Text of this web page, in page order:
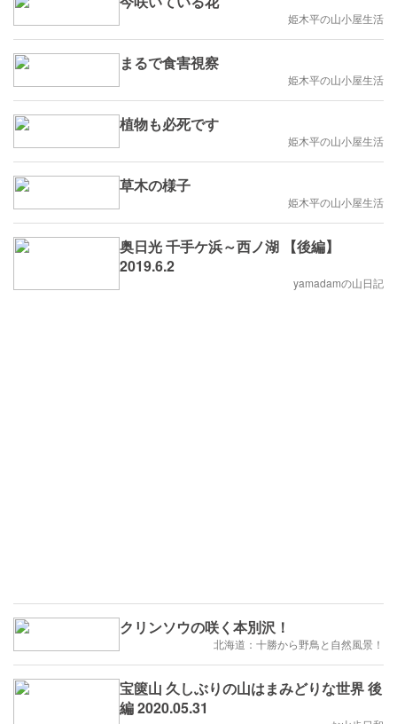
姫木平の山小屋生活
まるで食害視察
姫木平の山小屋生活
植物も必死です
姫木平の山小屋生活
草木の様子
姫木平の山小屋生活
奥日光 千手ケ浜～西ノ湖 【後編】
2019.6.2
yamadamの山日記
クリンソウの咲く本別沢！
北海道：十勝から野鳥と自然風景！
宝篋山 久しぶりの山はまみどりな世界 後
編 2020.05.31